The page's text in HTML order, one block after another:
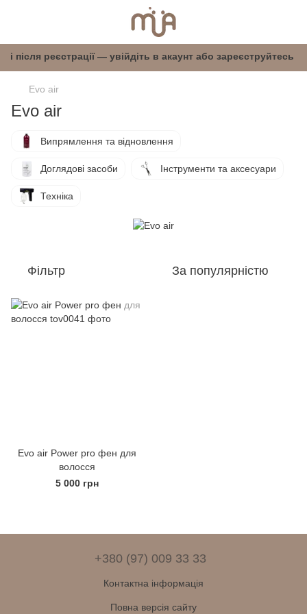
після реєстрації — увійдіть в
Evo air
Evo air
Випрямлення та відновлення
Доглядові засоби Інструменти та аксесуари
Техніка
Фільтр За популярністю
Evo air Power pro фен для
волосся
5 000 грн
+380 (97) 009 33 33
Контактна інформація
Повна версія сайту